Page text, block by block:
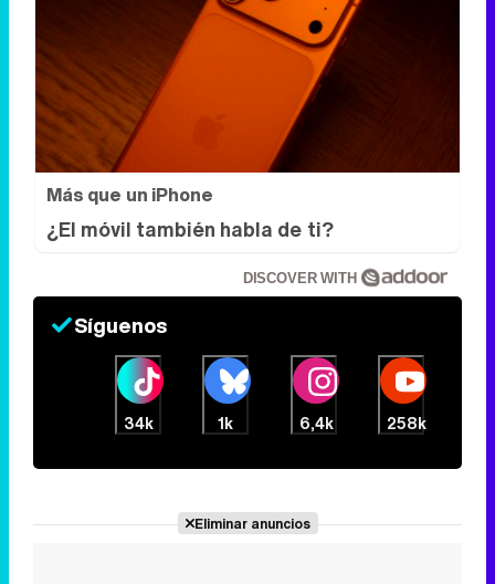
Más que un iPhone
¿El móvil también habla de ti?
DISCOVER WITH
Síguenos
34k 1k 6,4k 258k
Eliminar anuncios